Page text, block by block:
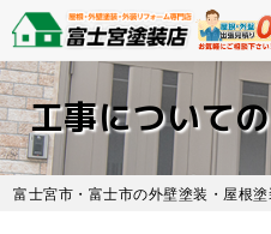
Skip
to
main
content
工事について
富士宮市・富士市の外壁塗装・屋根塗